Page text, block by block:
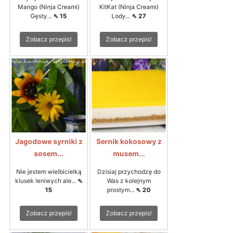
Mango (Ninja Creami)
Gęsty... ⇖ 15
Zobacz przepis!
KitKat (Ninja Creami)
Lody... ⇖ 27
Zobacz przepis!
Jagodowe syrniki z
sosem...
Nie jestem wielbicielką
klusek leniwych ale... ⇖
15
Zobacz przepis!
Sernik kokosowy z
musem...
Dzisiaj przychodzę do
Was z kolejnym
prostym... ⇖ 20
Zobacz przepis!